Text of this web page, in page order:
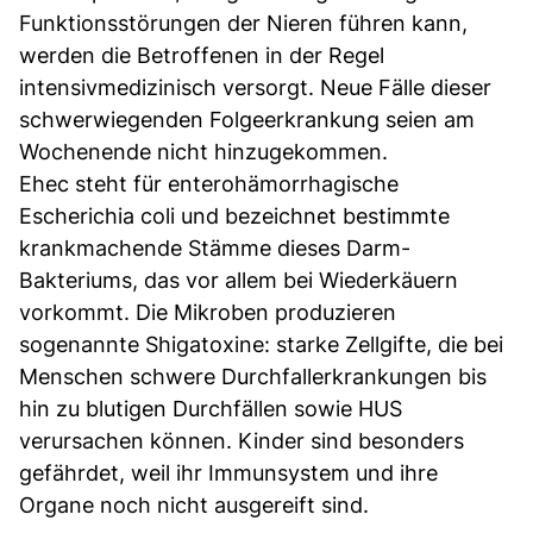
Funktionsstörungen der Nieren führen kann,
werden die Betroffenen in der Regel
intensivmedizinisch versorgt. Neue Fälle dieser
schwerwiegenden Folgeerkrankung seien am
Wochenende nicht hinzugekommen.
Ehec steht für enterohämorrhagische
Escherichia coli und bezeichnet bestimmte
krankmachende Stämme dieses Darm-
Bakteriums, das vor allem bei Wiederkäuern
vorkommt. Die Mikroben produzieren
sogenannte Shigatoxine: starke Zellgifte, die bei
Menschen schwere Durchfallerkrankungen bis
hin zu blutigen Durchfällen sowie HUS
verursachen können. Kinder sind besonders
gefährdet, weil ihr Immunsystem und ihre
Organe noch nicht ausgereift sind.